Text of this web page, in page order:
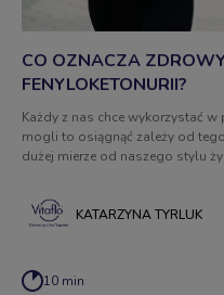
CO OZNACZA
FENYLOKETONURII?
Każdy z nas chce wykorzystać w
mogli to osiągnąć zależy od
dużej mierze od naszego stylu
KATARZYNA TYRLUK
10 min